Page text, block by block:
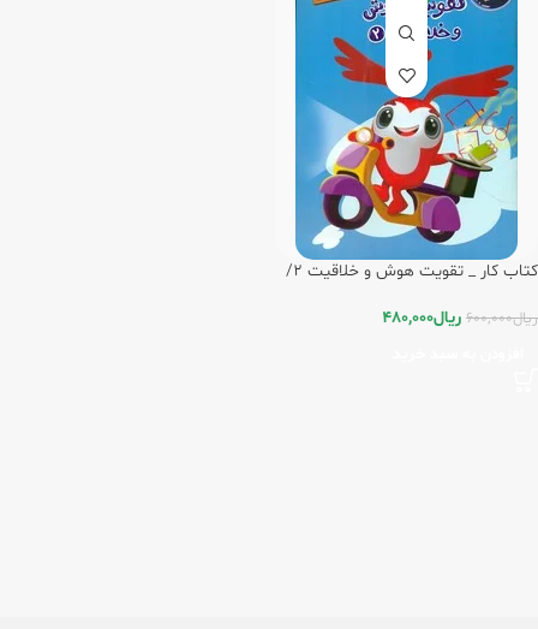
کتاب کار _ تقویت هوش و خلاقیت 2/
ریال600,000 ریال480,000